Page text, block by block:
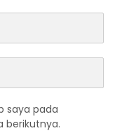
saya pada
berikutnya.